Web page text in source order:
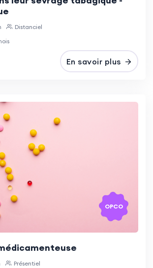
Distanciel
En savoir plus
OPCO
Présentiel